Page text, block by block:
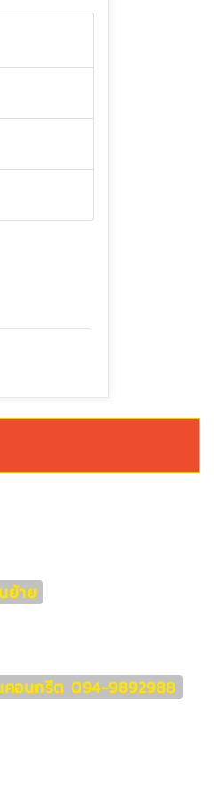
ย้าย
อนกรีต 094-9892988